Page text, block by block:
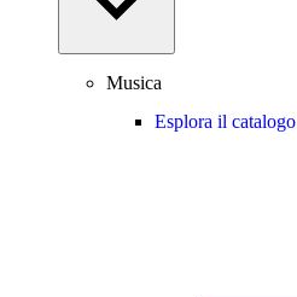
Musica
Esplora il catalogo